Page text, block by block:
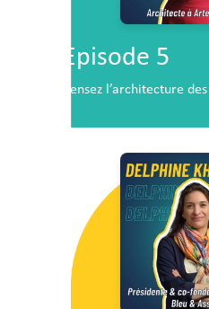
Episode 5
Pensez l’architecture